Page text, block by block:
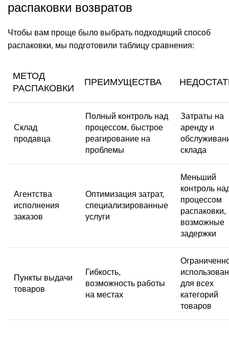
распаковки возвратов
Чтобы вам проще было выбрать подходящий способ
распаковки, мы подготовили таблицу сравнения:
МЕТОД
РАСПАКОВКИ
ПРЕИМУЩЕСТВА
Склад
продавца
Полный контроль над
процессом, быстрое
реагирование на
проблемы
Затраты на
аренду и
склада
Агентства
исполнения
заказов
Оптимизация затрат,
специализированные
услуги
Меньший
контроль
процессом
распаковки,
возможные
задержки
Пункты выдачи
товаров
Гибкость,
возможность работы
на местах
для всех
категорий
товаров